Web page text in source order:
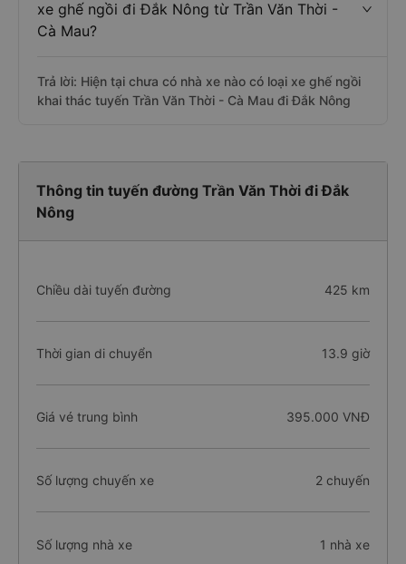
xe ghế ngồi đi Đắk Nông từ Trần Văn Thời -
Cà Mau?
Trả lời: Hiện tại chưa có nhà xe nào có loại xe ghế ngồi
khai thác tuyến Trần Văn Thời - Cà Mau đi Đắk Nông
Thông tin tuyến đường Trần Văn Thời đi Đắk
Nông
Chiều dài tuyến đường 425 km
Thời gian di chuyển 13.9 giờ
Giá vé trung bình 395.000 VNĐ
Số lượng chuyến xe 2 chuyến
Số lượng nhà xe 1 nhà xe